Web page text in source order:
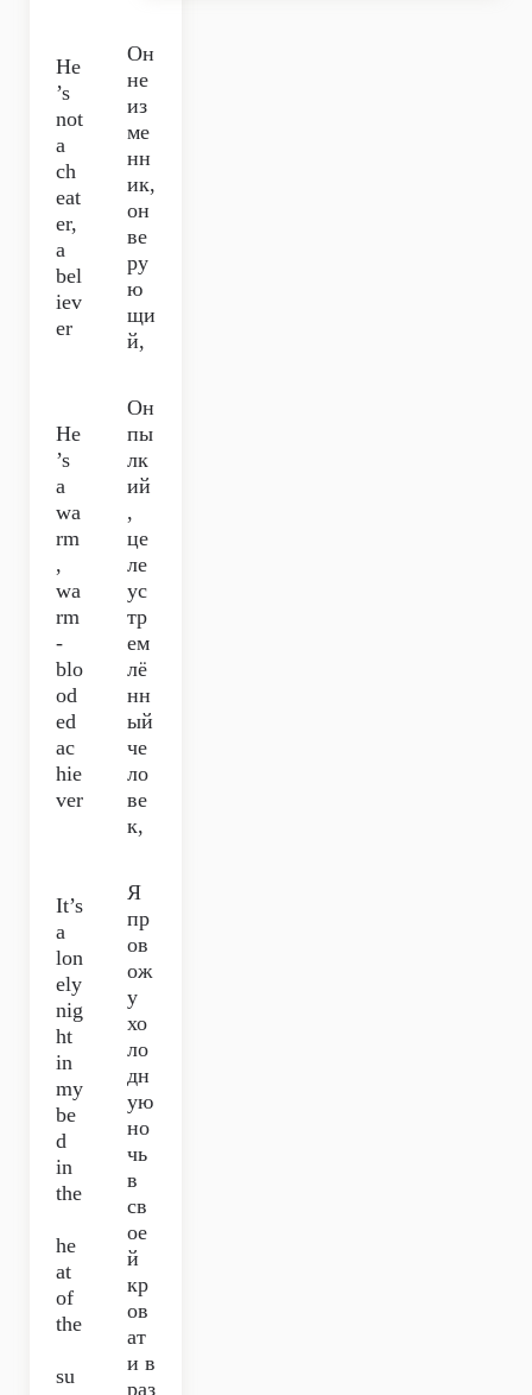
He
’s
not
a
ch
eat
er,
a
bel
iev
er
Он
не
из
ме
нн
ик,
он
ве
ру
ю
щи
й,
He
’s
a
wa
rm
,
wa
rm
-
blo
od
ed
ac
hie
ver
Он
пы
лк
ий
,
це
ле
ус
тр
ем
лё
нн
ый
че
ло
ве
к,
It’s
a
lon
ely
nig
ht
in
my
be
d
in
the
he
at
of
the
su
Я
пр
ов
ож
у
хо
ло
дн
ую
но
чь
в
св
ое
й
кр
ов
ат
и в
раз